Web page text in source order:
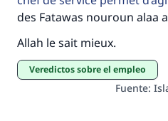
des Fatawas nouroun alaa
Allah le sait mieux.
Veredictos sobre el empleo
Fuente: